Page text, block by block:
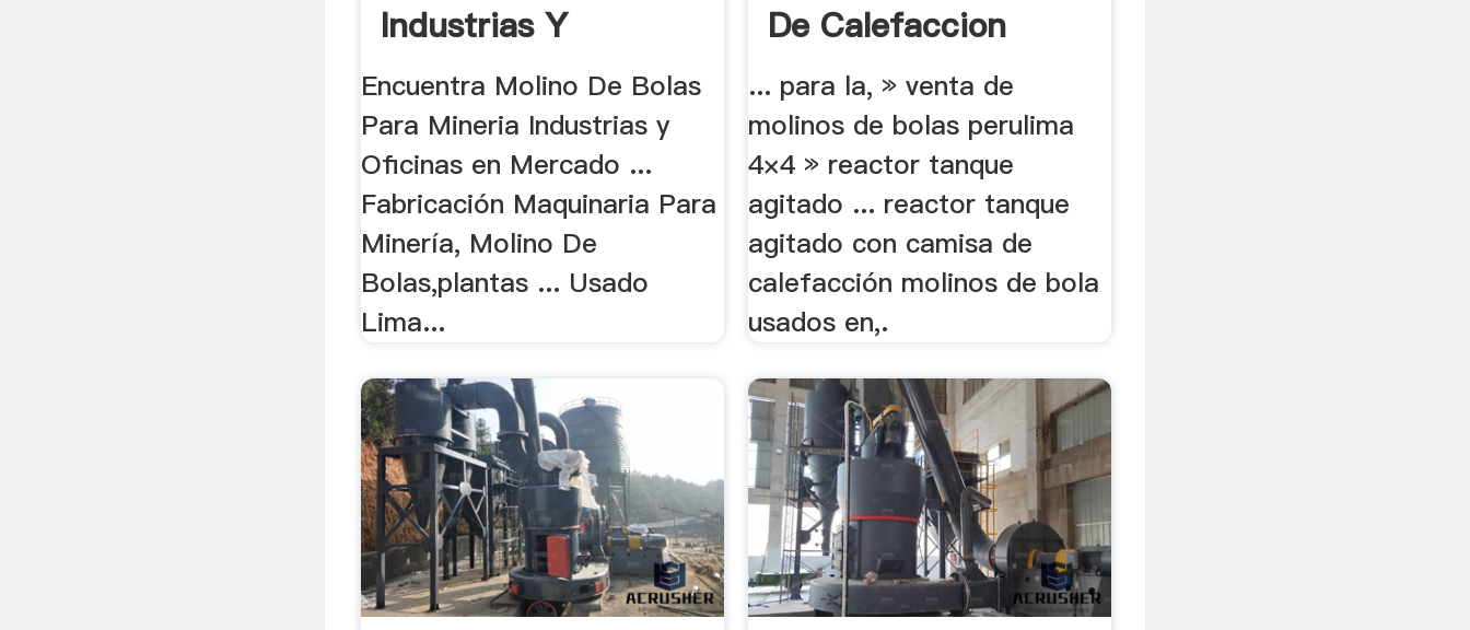
Industrias Y
Oficinas En.
Encuentra Molino De Bolas
Para Mineria Industrias y
Oficinas en Mercado ...
Fabricación Maquinaria Para
Minería, Molino De
Bolas,plantas ... Usado
Lima...
De Calefaccion
... para la, » venta de
molinos de bolas perulima
4×4 » reactor tanque
agitado ... reactor tanque
agitado con camisa de
calefacción molinos de bola
usados en,.